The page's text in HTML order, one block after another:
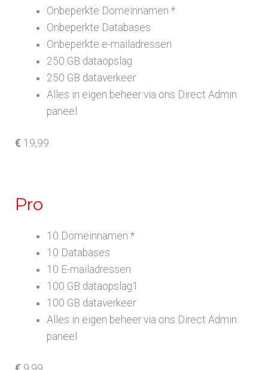
Onbeperkte Domeinnamen *
Onbeperkte Databases
Onbeperkte e-mailadressen
250 GB dataopslag
250 GB dataverkeer
Alles in eigen beheer via ons Direct Admin
paneel
€ 19,99
Pro
10 Domeinnamen *
10 Databases
10 E-mailadressen
100 GB dataopslag1
100 GB dataverkeer
Alles in eigen beheer via ons Direct Admin
paneel